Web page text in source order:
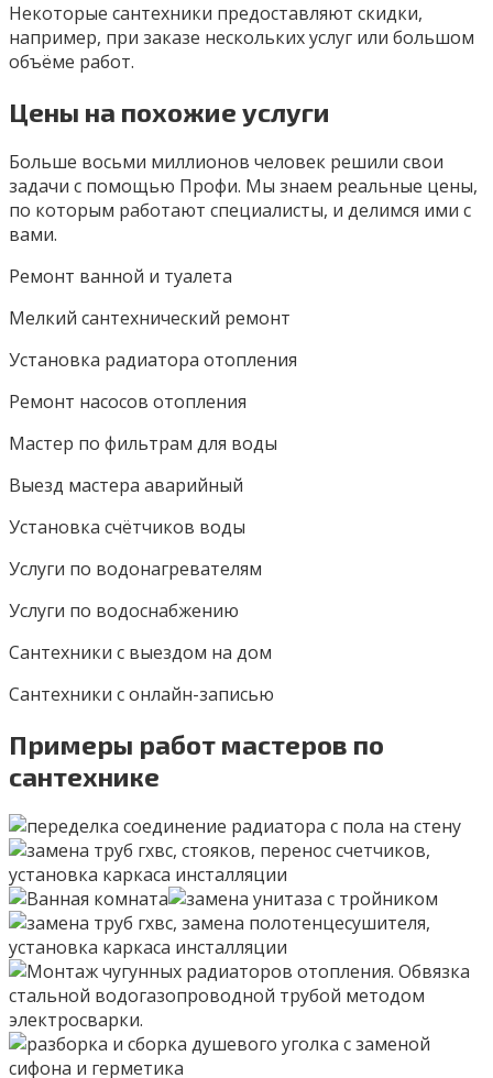
Некоторые сантехники предоставляют скидки,
например, при заказе нескольких услуг или большом
объёме работ.
Цены на похожие услуги
Больше восьми миллионов человек решили свои
задачи с помощью Профи. Мы знаем реальные цены,
по которым работают специалисты, и делимся ими с
вами.
Ремонт ванной и туалета
Мелкий сантехнический ремонт
Установка радиатора отопления
Ремонт насосов отопления
Мастер по фильтрам для воды
Выезд мастера аварийный
Установка счётчиков воды
Услуги по водонагревателям
Услуги по водоснабжению
Сантехники с выездом на дом
Сантехники с онлайн-записью
Примеры работ мастеров по
сантехнике